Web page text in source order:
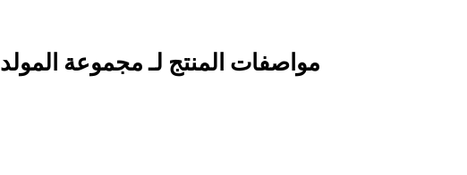
مواصفات المنتج لـ مجموعة المولد C32 تفي بمعايير المنظمة البحرية الدولية (IMO) من المستوى III